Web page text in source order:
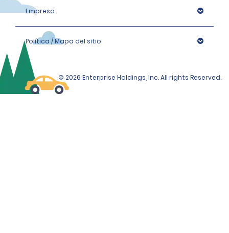
Empresa
Política / Mapa del sitio
© 2026 Enterprise Holdings, Inc. All rights Reserved.